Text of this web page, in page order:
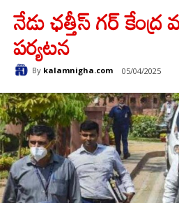
నేడు ఛత్తీస్ గర్
పర్యటన
By kalamnigha.com 05/04/2025